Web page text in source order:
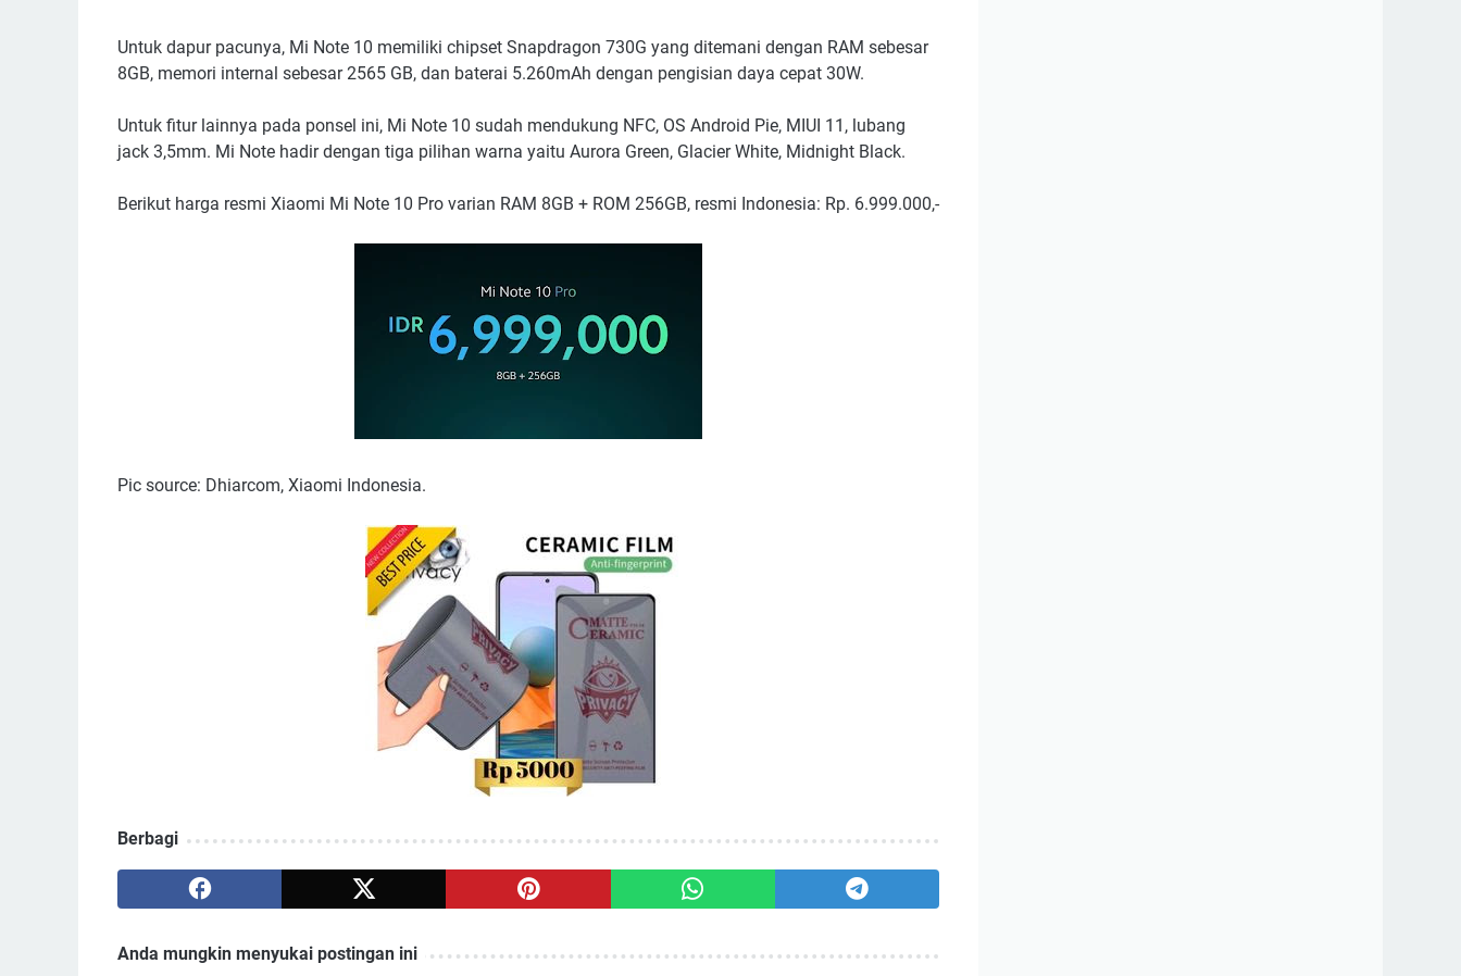
Untuk dapur pacunya, Mi Note 10 memiliki chipset Snapdragon 730G yang ditemani dengan RAM sebesar
8GB, memori internal sebesar 2565 GB, dan baterai 5.260mAh dengan pengisian daya cepat 30W.
Untuk fitur lainnya pada ponsel ini, Mi Note 10 sudah mendukung NFC, OS Android Pie, MIUI 11, lubang
jack 3,5mm. Mi Note hadir dengan tiga pilihan warna yaitu Aurora Green, Glacier White, Midnight Black.
Berikut harga resmi Xiaomi Mi Note 10 Pro varian RAM 8GB + ROM 256GB, resmi Indonesia: Rp. 6.999.000,-
Pic source: Dhiarcom, Xiaomi Indonesia.
Berbagi
Anda mungkin menyukai postingan ini